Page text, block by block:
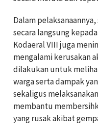
Dalam
secara langsung
Kodaeral VIII juga
mengalami kerusakan
dilakukan untuk
warga serta dampak
sekaligus
membantu
yang rusak akibat